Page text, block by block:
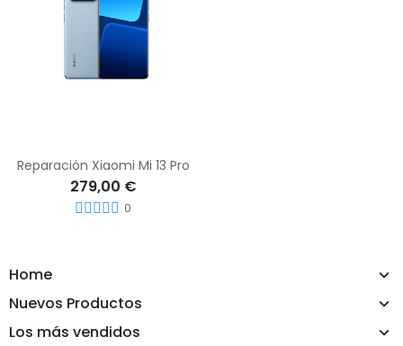
Home
Nuevos Productos
Los más vendidos
Reparación Xiaomi Mi 13 Pro
279,00 €
0